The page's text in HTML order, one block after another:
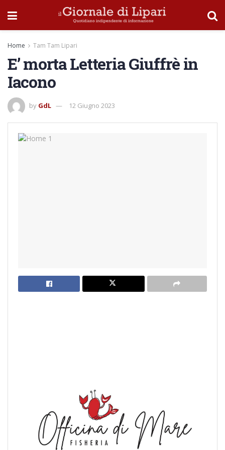
Home Tam Tam Lipari
E’ morta Letteria Giuffrè in
Iacono
by GdL 12 Giugno 2023